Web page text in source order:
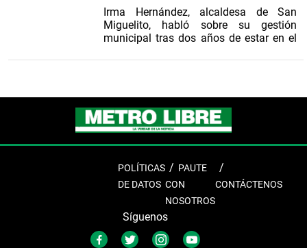
Irma Hernández, alcaldesa de San
Miguelito, habló sobre su gestión
municipal tras dos años de estar en el
las finanzas y la infraestructura
POLÍTICAS
DE DATOS
PAUTE
CON
NOSOTROS
CONTÁCTENOS
Síguenos